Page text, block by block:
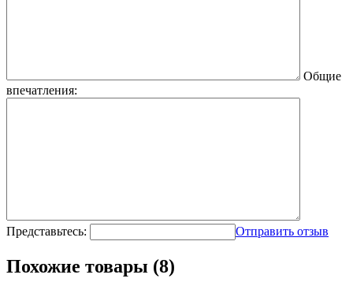
Общие
впечатления:
Представьтесь: Отправить отзыв
Похожие товары (8)